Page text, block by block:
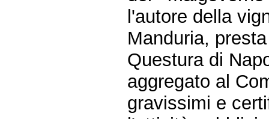
l'autore della
Manduria,
Questura di
aggregato al
gravissimi e